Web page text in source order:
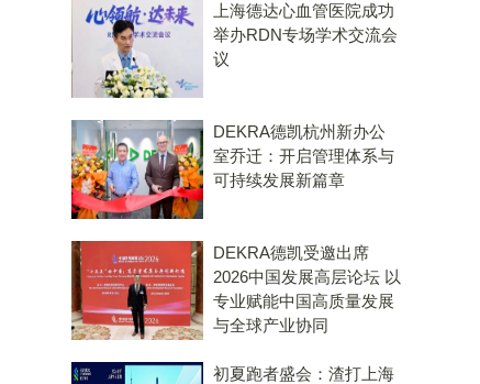
上海德达心血管医院成功
举办RDN专场学术交流会
议
DEKRA德凯杭州新办公
室乔迁：开启管理体系与
可持续发展新篇章
DEKRA德凯受邀出席
2026中国发展高层论坛 以
专业赋能中国高质量发展
与全球产业协同
初夏跑者盛会：渣打上海